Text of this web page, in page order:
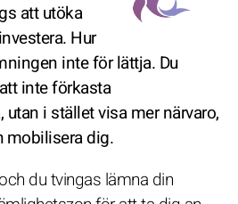
att utöka
Hur
inte för lättja. Du
inte förkasta
i stället visa mer närvaro,
mobilisera dig.
du tvingas lämna din